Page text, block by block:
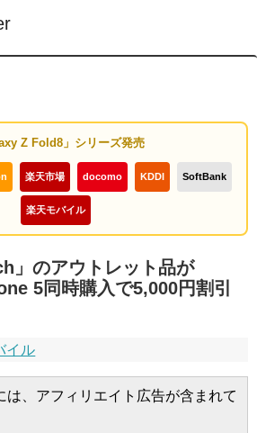
Z Fold8」シリーズ発売
楽天市場 docomo KDDI SoftBank
楽天モバイル
」のアウトレット品が
5同時購入で5,000円割引
イル
、アフィリエイト広告が含まれて